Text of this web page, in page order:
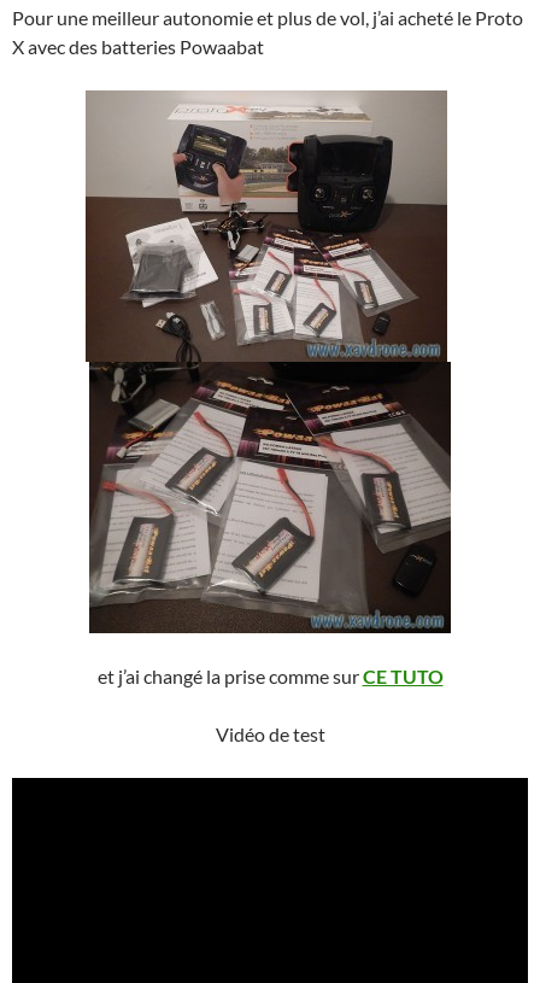
Pour une meilleur autonomie et plus de vol, j’ai acheté le Proto
X avec des batteries Powaabat
et j’ai changé la prise comme surCE TUTO
Vidéo de test